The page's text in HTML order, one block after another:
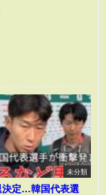
未分類
決定…韓国代表選